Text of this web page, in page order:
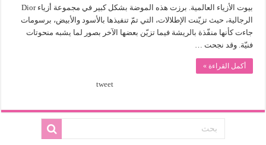
بيوت الأزياء العالمية. برزت هذه الموضة بشكل كبير في مجموعة أزياء Dior
الرجالية، حيث تزيّنت الإطلالات، التي تمّ تنفيذها بالأسود والأبيض، برسومات
جاءت كأنها منفّذة بالريشة فيما تزيّن بعضها الآخر بصور لما يشبه منحوتات
فنيّة. وقد نجحت …
أكمل القراءة »
tweet